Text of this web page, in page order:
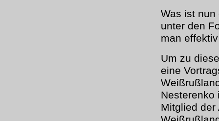
Was ist
unter den
man
Um zu
eine
Nesterenko
Mitglied der